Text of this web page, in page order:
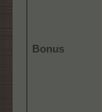
Bonus